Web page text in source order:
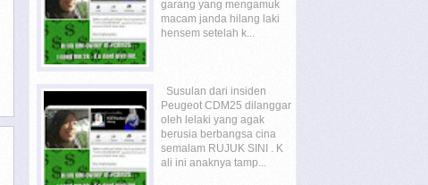
garang yang mengamuk
macam janda hilang laki
hensem setelah k...
Susulan dari insiden
Peugeot CDM25 dilanggar
oleh lelaki yang agak
berusia berbangsa cina
semalam RUJUK SINI . K
ali ini anaknya tamp...